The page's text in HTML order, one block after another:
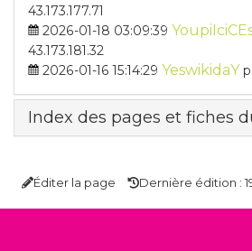
43.173.177.71
2026-01-18 03:09:39
43.173.181.32
2026-01-16 15:14:29 YeswikidaY
Index des pages et fiches
Éditer la page Dernière édition :